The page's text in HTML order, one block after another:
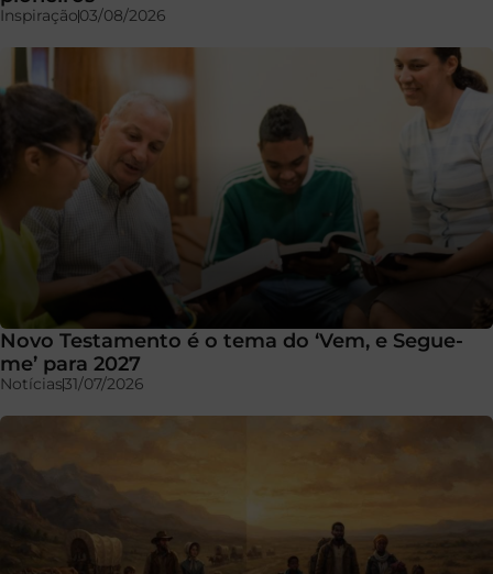
Inspiração03/08/2026
Novo Testamento é o tema do ‘Vem, e Segue-
me’ para 2027
Notícias31/07/2026